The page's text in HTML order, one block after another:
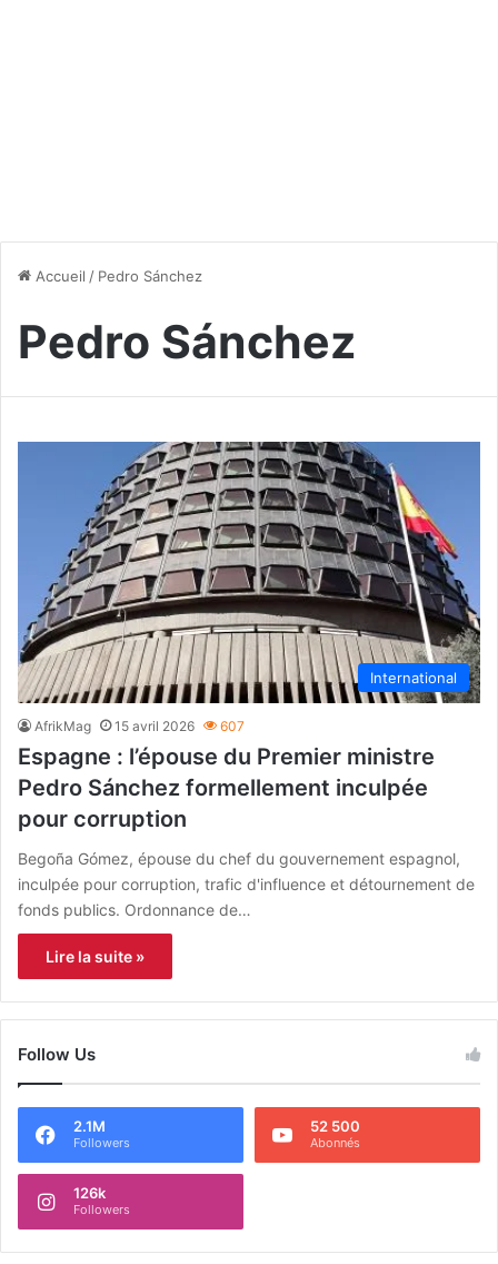
Accueil / Pedro Sánchez
Pedro Sánchez
International
AfrikMag 15 avril 2026 607
Espagne : l’épouse du Premier ministre
Pedro Sánchez formellement inculpée
pour corruption
Begoña Gómez, épouse du chef du gouvernement espagnol,
inculpée pour corruption, trafic d'influence et détournement de
fonds publics. Ordonnance de…
Lire la suite »
Follow Us
2.1M
Followers
52 500
Abonnés
126k
Followers